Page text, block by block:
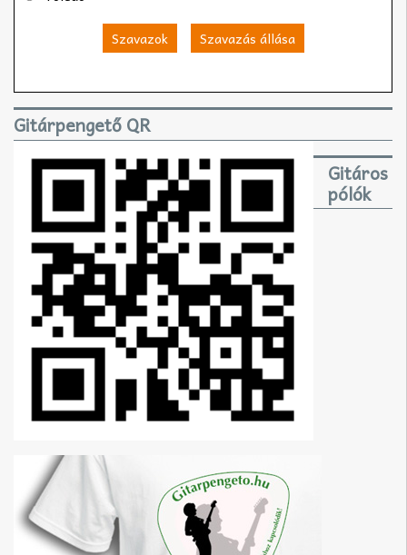
Szavazok Szavazás állása
Gitárpengető QR
Gitáros
pólók